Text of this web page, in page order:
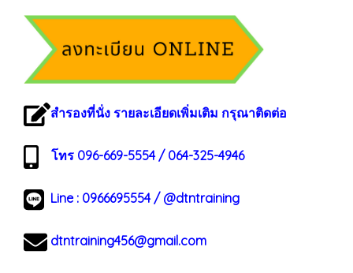
สำรองที่นั่ง รายละเอียดเพิ่มเติม กรุณาติดต่อ
โทร 096-669-5554 / 064-325-4946
Line : 0966695554/ @dtntraining
dtntraining456@gmail.com